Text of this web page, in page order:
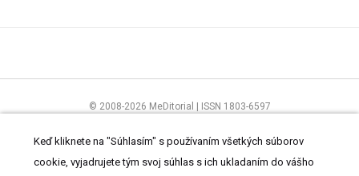
© 2008-2026 MeDitorial | ISSN 1803-6597
ČítajteprehlásenieaZásady spracovania osobných údajov
Keď kliknete na "Súhlasím" s používaním všetkých súborov
cookie, vyjadrujete tým svoj súhlas s ich ukladaním do vášho